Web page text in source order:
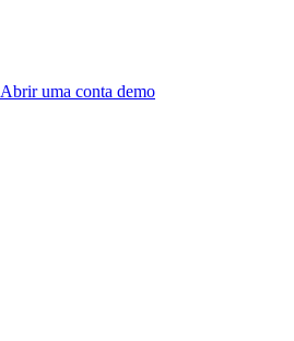
Abrir uma conta demo